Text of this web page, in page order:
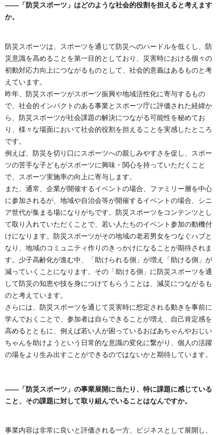
――「防災スポーツ」はどのような社会的役割を担えると考えます
か。
防災スポーツは、スポーツを通じて防災へのハードルを低くし、防
災意識を高めることを第一目的としており、災害時における個々の
初動対応力向上につながるものとして、社会的意義はあるものと考
えています。
昨年、防災スポーツがスポーツ振興や地域活性化に寄与するもの
で、社会的インパクトのある事業とスポーツ庁に評価された経緯か
ら、防災スポーツが社会課題の解決につながる可能性を秘めてお
り、様々な場面において社会的役割を担えることを実感したところ
です。
例えば、防災を切り口にスポーツへの親しみやすさを促し、スポー
ツの苦手な子どもがスポーツに興味・関心を持っていただくこと
で、スポーツ実施率の向上に寄与します。
また、通常、企業が開催するイベントの場合、ファミリー層を中心
に参加されるが、地域や自治会等が開催するイベントの場合、シニ
ア世代が集まる場になりがちです。防災スポーツをコンテンツとし
て取り入れていただくことで、若い人たちのイベント参加の動機付
けになります。防災スポーツがその地域の老若男女をつなぐハブと
なり、地域のコミュニティ作りのきっかけになることが期待されま
す。少子高齢化が進む中、「助けられる側」が増え「助ける側」が
減っていくことになります。その「助ける側」に防災スポーツを通
して防災の知恵や技を身につけてもらうことは、減災につながるも
のと考えています。
さらには、防災スポーツを通じて災害時に想定される動きを事前に
学んでおくことで、参加者は自らできることが増え、自己肯定感を
高めるとともに、例えば若い人が困っているおばあちゃんやおじい
ちゃんを助けようという日常的な意識の変化に繋がり、個人の活躍
の場をより生み出すことができるのではないかと期待しています。
――「防災スポーツ」の事業展開に当たり、特に課題に感じている
こと、その課題に対して取り組んでいることはなんですか。
事業内容は非常に良いと評価される一方、ビジネスとして展開し、